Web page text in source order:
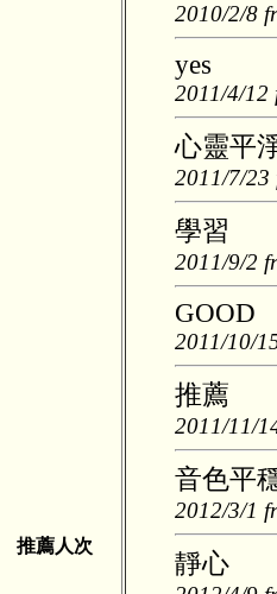
推薦人次
2010/2/8
yes
2011/4/12
心靈平
2011/7/23
學習
2011/9/2
GOOD
2011/10/
推薦
2011/11/
音色平
2012/3/1
靜心